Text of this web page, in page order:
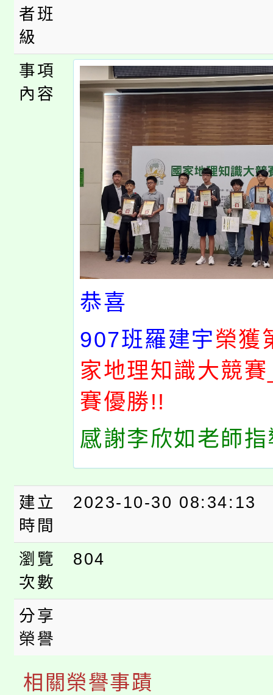
心理、諮商輔導、社會
者班
級
事項
內容
恭喜
907班羅建宇榮獲
家地理知識大競
賽優勝!!
感謝李欣如老師
建立
時間
2023-10-30 08:34:13
瀏覽
次數
804
分享
榮譽
相關榮譽事蹟